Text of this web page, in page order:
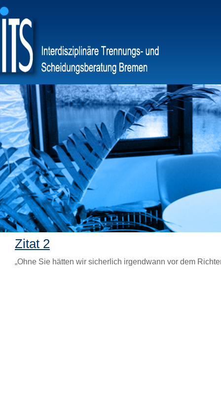
Zitat 2
„Ohne Sie hätten wir sicherlich irgendwann vor dem